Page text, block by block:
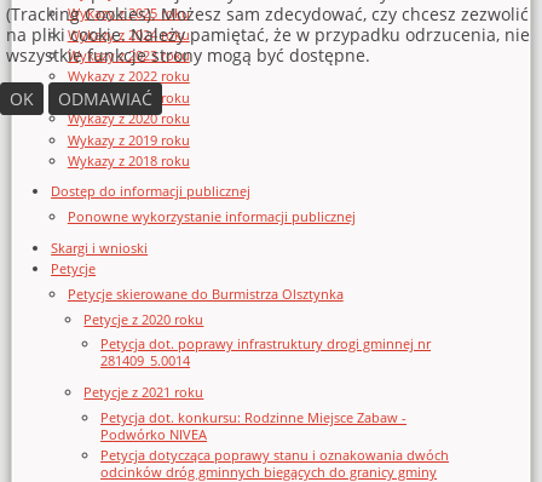
Wykazy z 2025 roku
Wykazy z 2024 roku
Wykazy z 2023 roku
Wykazy z 2022 roku
Wykazy z 2021 roku
Wykazy z 2020 roku
Wykazy z 2019 roku
Wykazy z 2018 roku
Dostęp do informacji publicznej
Ponowne wykorzystanie informacji publicznej
Skargi i wnioski
Petycje
Petycje skierowane do Burmistrza Olsztynka
Petycje z 2020 roku
Petycja dot. poprawy infrastruktury drogi gminnej nr
281409_5.0014
Petycje z 2021 roku
Petycja dot. konkursu: Rodzinne Miejsce Zabaw -
Podwórko NIVEA
Petycja dotycząca poprawy stanu i oznakowania dwóch
odcinków dróg gminnych biegących do granicy gminy
(Tracking Cookies). Możesz sam zdecydować, czy chcesz zezwolić
na pliki cookie. Należy pamiętać, że w przypadku odrzucenia, nie
wszystkie funkcje strony mogą być dostępne.
OK
ODMAWIAĆ